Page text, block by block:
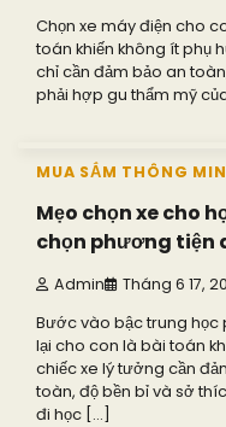
Chọn xe máy điện cho
toán khiến không ít phụ
chỉ cần đảm bảo an
phải hợp gu thẩm mỹ
MUA SẮM THÔNG
Mẹo chọn xe cho
chọn phương tiện
Admin Tháng 6 17,
Bước vào bậc trung học
lại cho con là bài toán
chiếc xe lý tưởng cần
toàn, độ bền bỉ và sở
đi học […]